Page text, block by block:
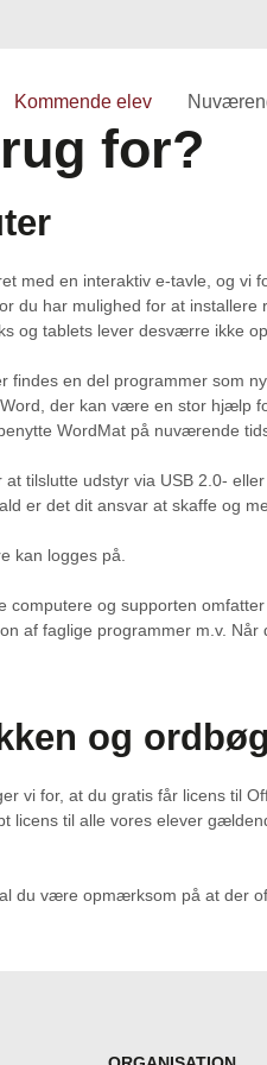
Kommende elev
for?
med en interaktiv e-tavle, og
du har mulighed for at
og tablets lever desværre ikke
en del programmer som
der kan være en stor hjælp
WordMat på nuværende
tilslutte udstyr via USB 2.0-
er det dit ansvar at skaffe og
kan logges på.
og supporten
af faglige programmer m.v.
og
vi for, at du gratis får licens til
licens til alle vores elever
du være opmærksom på at der